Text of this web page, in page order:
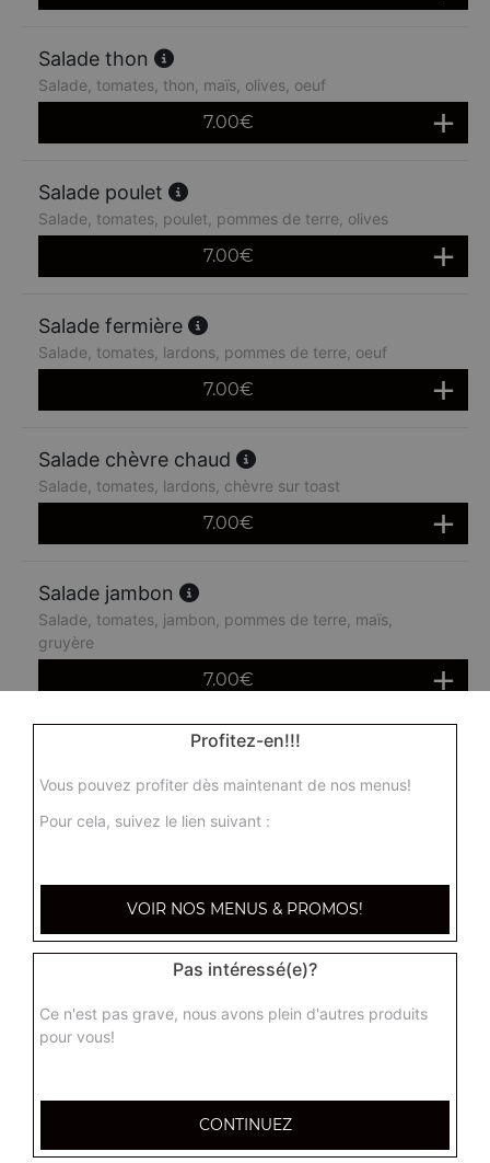
Salade thon
Salade, tomates, thon, maïs, olives, oeuf
7.00€
Salade poulet
Salade, tomates, poulet, pommes de terre, olives
7.00€
Salade fermière
Salade, tomates, lardons, pommes de terre, oeuf
7.00€
Salade chèvre chaud
Salade, tomates, lardons, chèvre sur toast
7.00€
Salade jambon
Salade, tomates, jambon, pommes de terre, maïs,
gruyère
7.00€
Mentions légales
Profitez-en!!!
Vous pouvez profiter dès maintenant de nos menus!
Pour cela, suivez le lien suivant :
VOIR NOS MENUS & PROMOS!
Pas intéressé(e)?
Ce n'est pas grave, nous avons plein d'autres produits
pour vous!
CONTINUEZ